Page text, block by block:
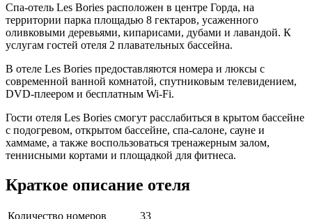
Спа-отель Les Bories расположен в центре Горда, на
территории парка площадью 8 гектаров, усаженного
оливковыми деревьями, кипарисами, дубами и лавандой. К
услугам гостей отеля 2 плавательных бассейна.
В отеле Les Bories предоставляются номера и люксы с
современной ванной комнатой, спутниковым телевидением,
DVD-плеером и бесплатным Wi-Fi.
Гости отеля Les Bories смогут расслабиться в крытом бассейне
с подогревом, открытом бассейне, спа-салоне, сауне и
хаммаме, а также воспользоваться тренажерным залом,
теннисными кортами и площадкой для фитнеса.
Краткое описание отеля
Количество номеров
33